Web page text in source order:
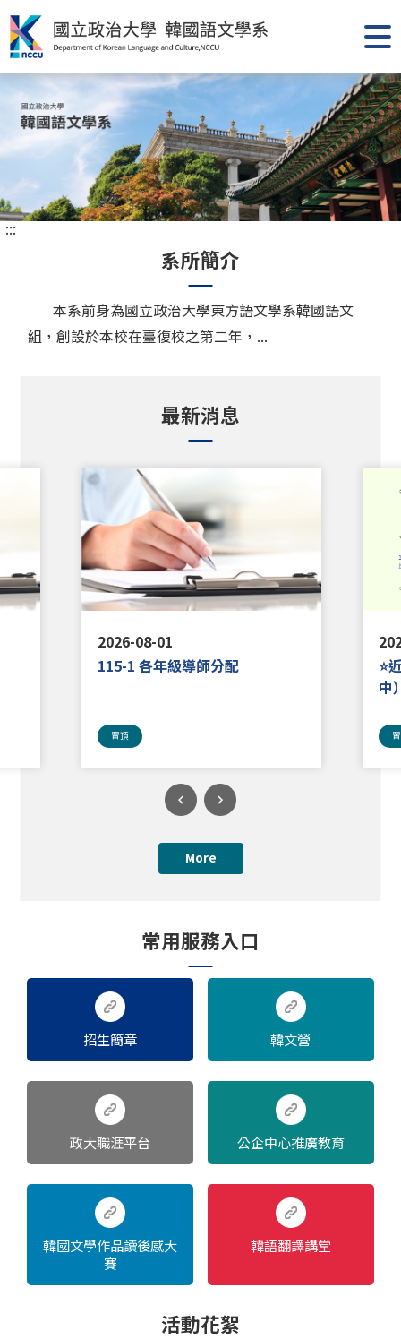
跳
到
主
要
內
容
區
塊
:::
系所簡介
本系前身為國立政治大學東方語文學系韓國語文
組，創設於本校在臺復校之第二年，...
最新消息
2026-08-01
115-1 各年級導師分配
置頂
⭐
中
More
常用服務入口
招生簡章 韓文營
政大職涯平台 公企中心推廣教育
韓國文學作品讀後感大
賽
韓語翻譯講堂
活動花絮